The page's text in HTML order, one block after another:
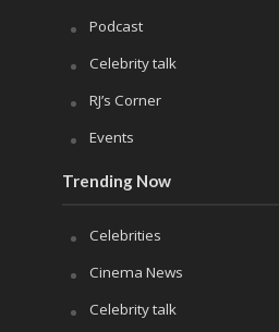
Podcast
Celebrity talk
RJ’s Corner
Events
Trending Now
Celebrities
Cinema News
Celebrity talk